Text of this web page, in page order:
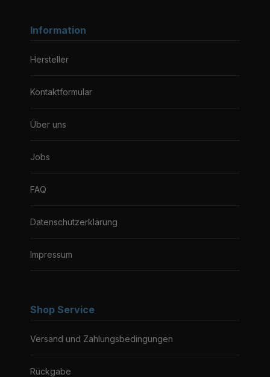
Information
Hersteller
Kontaktformular
Über uns
Jobs
FAQ
Datenschutzerklärung
Impressum
Shop Service
Versand und Zahlungsbedingungen
Rückgabe